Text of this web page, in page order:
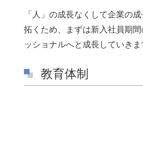
「人」の成長なくして企業の
拓くため、まずは新入社員期
ッショナルへと成長していきま
教育体制